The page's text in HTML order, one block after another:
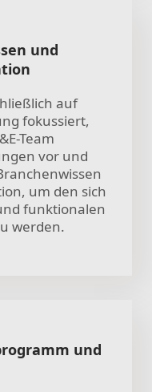
und
auf
fokussiert,
Team
vor und
um den sich
funktionalen
werden.
und